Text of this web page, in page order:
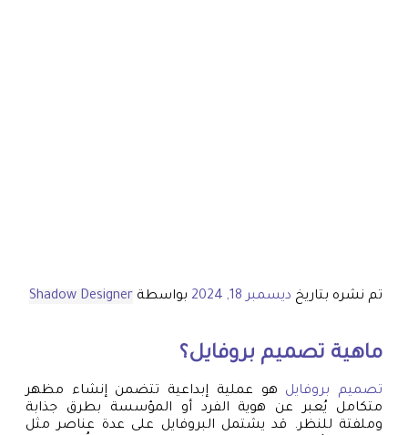
تم نشره بتاريخ ديسمبر 18, 2024 بواسطة Shadow Designer
ماهية تصميم بروفايل؟
تصميم بروفايل هو عملية إبداعية تتضمن إنشاء مظهر
متكامل يُعبر عن هوية الفرد أو المؤسسة بطرق جذابة
وملفتة للنظر. قد يشتمل البروفايل على عدة عناصر مثل